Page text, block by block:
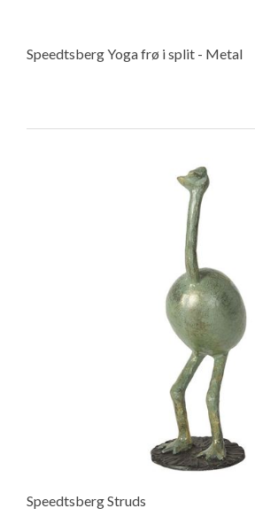
Speedtsberg Yoga frø i split - Metal
Speedtsberg Struds